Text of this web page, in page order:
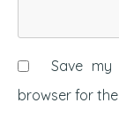
Save my
browser for